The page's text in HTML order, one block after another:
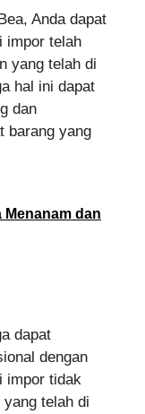
Anda dapat
impor telah
yang telah di
hal ini dapat
dan
barang yang
dan
dapat
dengan
impor tidak
telah di